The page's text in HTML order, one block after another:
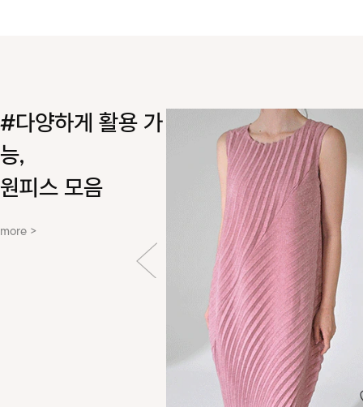
#다양하게 활용 가
능,
원피스 모음
more >